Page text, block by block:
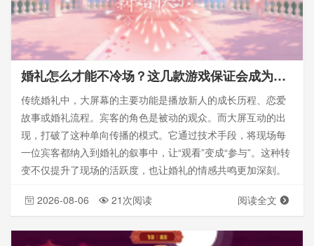
婚礼怎么才能不冷场？这几款游戏保证会成为你的利器
传统婚礼中，大屏幕的主要功能是播放新人的成长历程、恋爱
故事或婚礼流程。宾客的角色是被动的观众。而大屏互动的出
现，打破了这种单向传播的模式。它通过技术手段，将现场每
一位宾客都纳入到婚礼的叙事中，让“观看”变成“参与”。这种转
变不仅提升了现场的活跃度，也让婚礼的情感共鸣更加深刻。
2026-08-06 21次阅读 阅读全文